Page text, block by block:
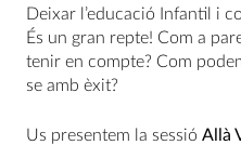
Deixar l’educació Infantil i
És un gran repte! Com a
tenir en compte? Com
se amb èxit?
Us presentem la sessió Allà